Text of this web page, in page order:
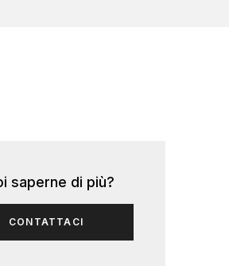
saperne di più?
CONTATTACI